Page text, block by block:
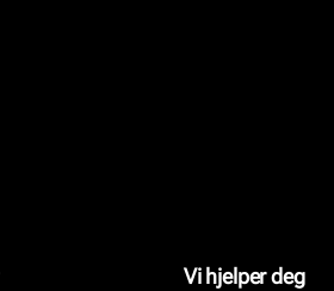
Vi hjelper deg